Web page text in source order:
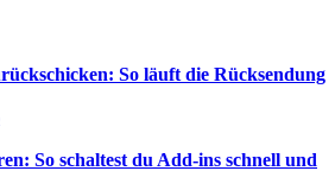
So läuft die Rücksendung
So schaltest du Add-ins schnell und